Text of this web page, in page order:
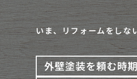
いま、リフォームをしな
外壁塗装を頼む時